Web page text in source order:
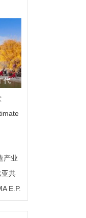
代
产业
亚共
委
入
E.P.